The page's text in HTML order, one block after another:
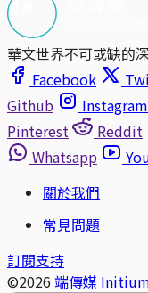
華文世界不可或缺的
Facebook
Github
Instagram
Pinterest
Reddit
Whatsapp
關於我們
常見問題
訂閱支持
©2026 端傳媒